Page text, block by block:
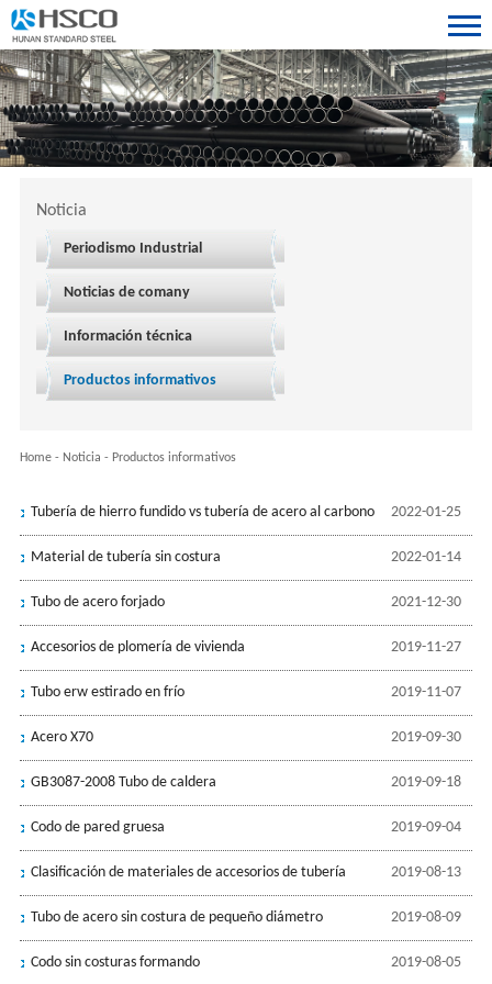
Noticia
Periodismo Industrial
Noticias de comany
Información técnica
Productos informativos
Home- Noticia - Productos informativos
2022-01-25
Tubería de hierro fundido vs tubería de acero al carbono
2022-01-14
Material de tubería sin costura
2021-12-30
Tubo de acero forjado
2019-11-27
Accesorios de plomería de vivienda
2019-11-07
Tubo erw estirado en frío
2019-09-30
Acero X70
2019-09-18
GB3087-2008 Tubo de caldera
2019-09-04
Codo de pared gruesa
2019-08-13
Clasificación de materiales de accesorios de tubería
2019-08-09
Tubo de acero sin costura de pequeño diámetro
2019-08-05
Codo sin costuras formando